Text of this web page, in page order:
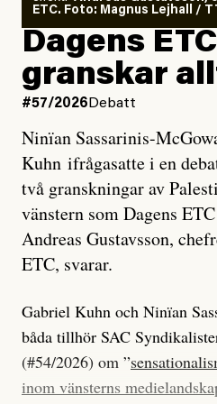
ETC. Foto: Magnus Lejhall /
Dagens
granskar
#57/2026 Debatt
Ninïan Sassarinis-
Kuhn ifrågasatte i en
två granskningar av
vänstern som Dagens
Andreas Gustavsson,
ETC, svarar.
Gabriel Kuhn och Ninïan
båda tillhör SAC
(#54/2026) om ”
inom vänsterns